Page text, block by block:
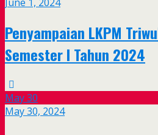
June 1, 2024
Penyampaian LKPM
Semester I Tahun 2024
May30
May 30, 2024